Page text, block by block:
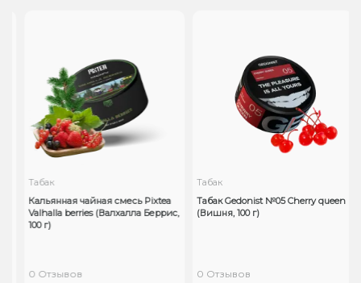
Табак
Кальянная чайная смесь Pixtea
Valhalla berries (Валхалла Беррис,
100 г)
0 Отзывов
Табак
Табак Gedonist №05 Cherry queen
(Вишня, 100 г)
0 Отзывов